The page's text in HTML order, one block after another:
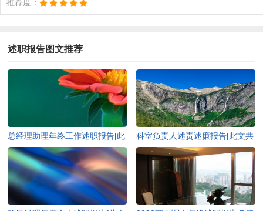
推荐度：
述职报告图文推荐
总经理助理年终工作述职报告[此
文共7144字]
科室负责人述责述廉报告[此文共
1348字]